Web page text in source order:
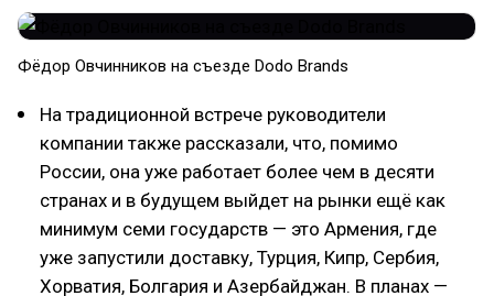
Фёдор Овчинников на съезде Dodo Brands
На традиционной встрече руководители
компании также рассказали, что, помимо
России, она уже работает более чем в десяти
странах и в будущем выйдет на рынки ещё как
минимум семи государств — это Армения, где
уже запустили доставку, Турция, Кипр, Сербия,
Хорватия, Болгария и Азербайджан. В планах —